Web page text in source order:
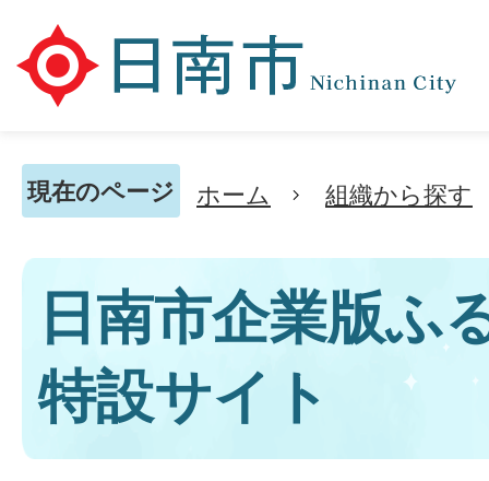
現在のページ ホーム 組織から探す
日南市企業版ふ
特設サイト